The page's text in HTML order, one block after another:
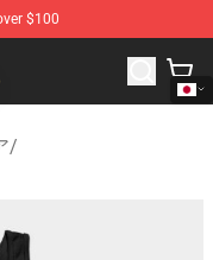
$100
Soot Merchandise
/